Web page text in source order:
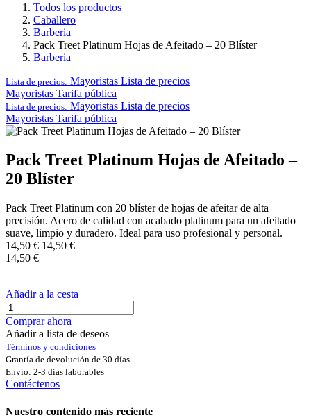
Todos los productos
Caballero
Barberia
Pack Treet Platinum Hojas de Afeitado – 20 Blíster
Barberia
Lista de precios: Mayoristas Lista de precios
Mayoristas Tarifa pública
Lista de precios: Mayoristas Lista de precios
Mayoristas Tarifa pública
Pack Treet Platinum Hojas de Afeitado –
20 Blíster
Pack Treet Platinum con 20 blíster de hojas de afeitar de alta
precisión. Acero de calidad con acabado platinum para un afeitado
suave, limpio y duradero. Ideal para uso profesional y personal.
14,50 € 14,50€
14,50 €
Añadir a la cesta
Comprar ahora
Añadir a lista de deseos
Términos y condiciones
Grantía de devolución de 30 días
Envío: 2-3 días laborables
Contáctenos
Nuestro contenido más reciente